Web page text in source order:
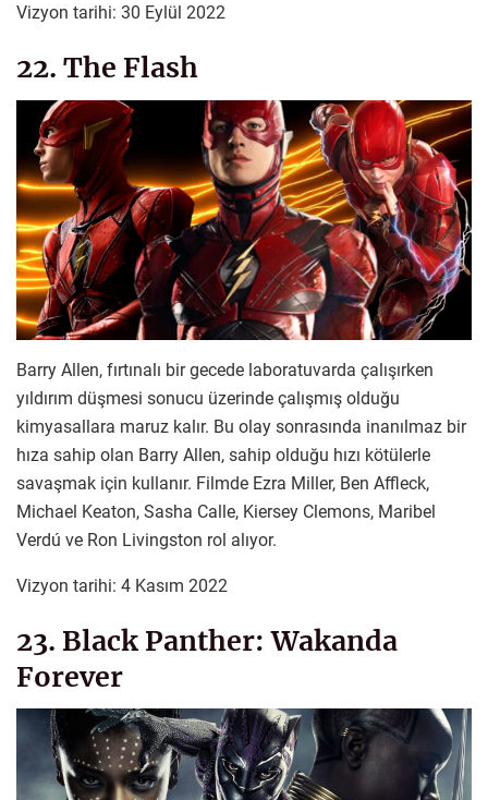
Vizyon tarihi: 30 Eylül 2022
22. The Flash
Barry Allen, fırtınalı bir gecede laboratuvarda çalışırken
yıldırım düşmesi sonucu üzerinde çalışmış olduğu
kimyasallara maruz kalır. Bu olay sonrasında inanılmaz bir
hıza sahip olan Barry Allen, sahip olduğu hızı kötülerle
savaşmak için kullanır. Filmde Ezra Miller, Ben Affleck,
Michael Keaton, Sasha Calle, Kiersey Clemons, Maribel
Verdú ve Ron Livingston rol alıyor.
Vizyon tarihi: 4 Kasım 2022
23. Black Panther: Wakanda
Forever